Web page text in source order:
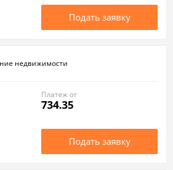
Подать заявку
недвижимости
734.35
Платеж от
Подать заявку